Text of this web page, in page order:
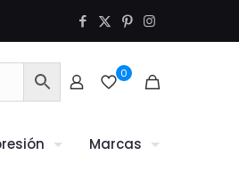
0
Marcas